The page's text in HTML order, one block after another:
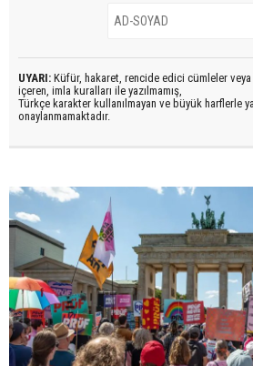
UYARI: Küfür, hakaret, rencide edici cümleler veya
içeren, imla kuralları ile yazılmamış,
Türkçe karakter kullanılmayan ve büyük harflerle
onaylanmamaktadır.